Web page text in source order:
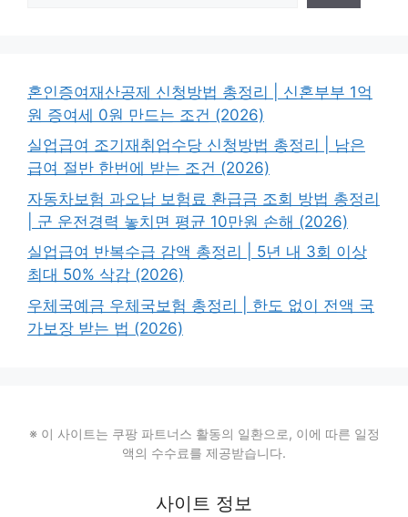
혼인증여재산공제 신청방법 총정리 | 신혼부부 1억
원 증여세 0원 만드는 조건 (2026)
실업급여 조기재취업수당 신청방법 총정리 | 남은
급여 절반 한번에 받는 조건 (2026)
자동차보험 과오납 보험료 환급금 조회 방법 총정리
| 군 운전경력 놓치면 평균 10만원 손해 (2026)
실업급여 반복수급 감액 총정리 | 5년 내 3회 이상
최대 50% 삭감 (2026)
우체국예금 우체국보험 총정리 | 한도 없이 전액 국
가보장 받는 법 (2026)
※ 이 사이트는 쿠팡 파트너스 활동의 일환으로, 이에 따른 일정
액의 수수료를 제공받습니다.
사이트 정보